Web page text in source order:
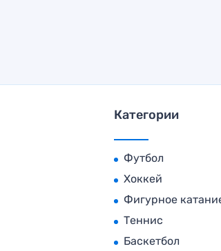
Категории
Футбол
Хоккей
Фигурное
Теннис
Баскетбол